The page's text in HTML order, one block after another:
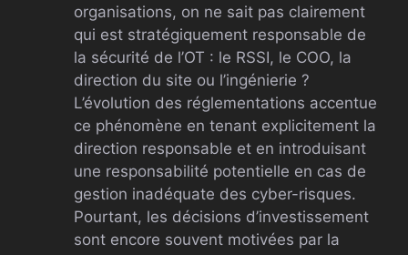
organisations, on ne sait pas clairement
qui est stratégiquement responsable de
la sécurité de l’OT : le RSSI, le COO, la
direction du site ou l’ingénierie ?
L’évolution des réglementations accentue
ce phénomène en tenant explicitement la
direction responsable et en introduisant
une responsabilité potentielle en cas de
gestion inadéquate des cyber-risques.
Pourtant, les décisions d’investissement
sont encore souvent motivées par la